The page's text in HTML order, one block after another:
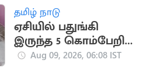
தமிழ் நாடு
ஏசியில் பதுங்கி
இருந்த 5 கொம்பேறி
மூக்கன் பாம்புகள்
Aug 09, 2026, 06:08 IST